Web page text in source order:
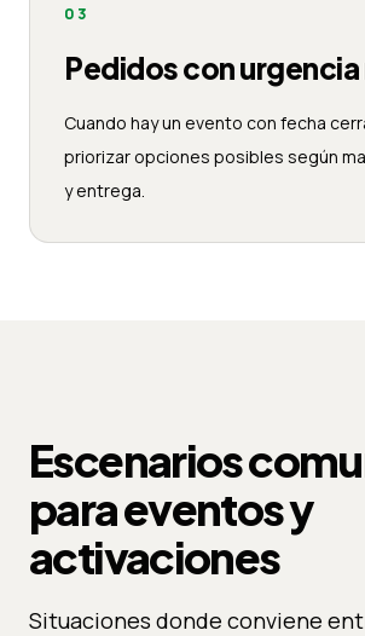
03
Pedidos con urgencia
Cuando hay un evento con fecha
priorizar opciones posibles según
y entrega.
Escenarios
para eventos y
activaciones
Situaciones donde conviene